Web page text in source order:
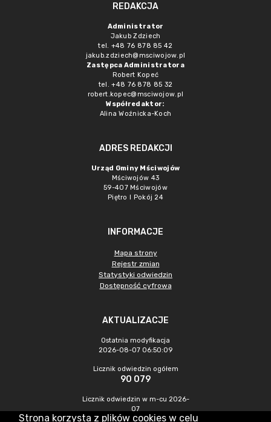
REDAKCJA
Administrator
Jakub Zdziech
tel. +48 76 878 85 42
jakub.zdziech@msciwojow.pl
Zastępca Administratora
Robert Kopeć
tel. +48 76 878 85 32
robert.kopec@msciwojow.pl
Współredaktor:
Alina Woźnicka-Koch
ADRES REDAKCJI
Urząd Gminy Mściwojów
Mściwojów 43
59-407 Mściwojów
Piętro I Pokój 24
INFORMACJE
Mapa strony
Rejestr zmian
Statystyki odwiedzin
Dostępność cyfrowa
AKTUALIZACJE
Ostatnia modyfikacja
2026-08-07 06:50:09
Licznik odwiedzin ogółem
90 079
Licznik odwiedzin w m-cu 2026-
07
558
Strona korzysta z plików cookies w celu